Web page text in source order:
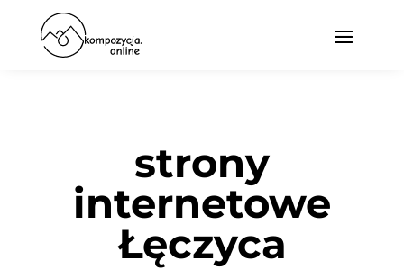
strony
internetowe
Łęczyca